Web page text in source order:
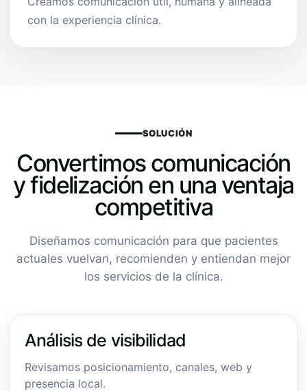
con la experiencia clínica.
SOLUCIÓN
Convertimos comunicación
y fidelización en una ventaja
competitiva
Diseñamos comunicación para que pacientes
actuales vuelvan, recomienden y entiendan mejor
los servicios de la clínica.
Análisis de visibilidad
Revisamos posicionamiento, canales, web y
presencia local.